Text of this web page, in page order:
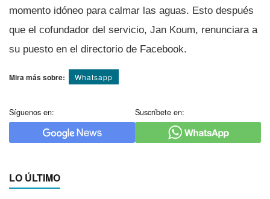
momento idóneo para calmar las aguas. Esto después
que el cofundador del servicio, Jan Koum, renunciara a
su puesto en el directorio de Facebook.
Mira más sobre: Whatsapp
Síguenos en: Suscríbete en:
LO ÚLTIMO